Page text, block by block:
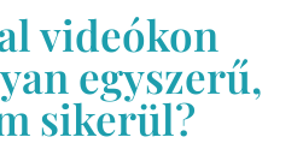
videókon
egyszerű,
sikerül?